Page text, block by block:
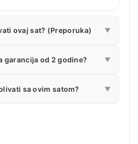
ovaj sat? (Preporuka) ▼
garancija od 2 godine? ▼
sa ovim satom? ▼